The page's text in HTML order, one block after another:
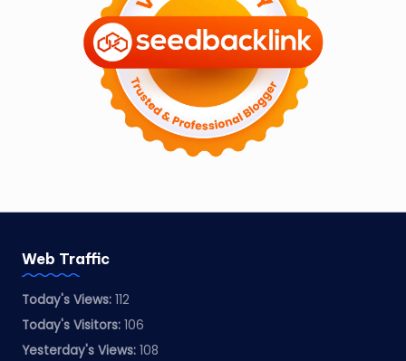
Web Traffic
Today's Views: 112
Today's Visitors: 106
Yesterday's Views: 108